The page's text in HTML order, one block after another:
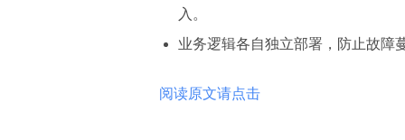
入。
业务逻辑各自独立部署，防止故障
阅读原文请点击